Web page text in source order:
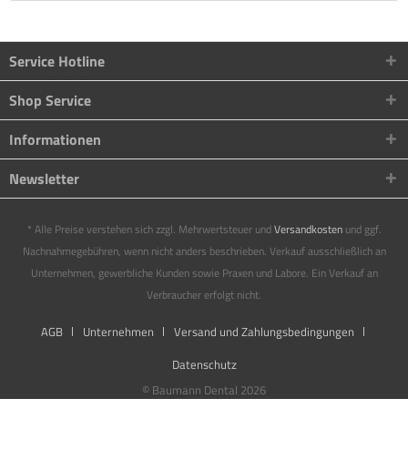
Service Hotline
Shop Service
Informationen
Newsletter
* Alle Preise verstehen sich zzgl. Mehrwertsteuer undVersandkostenund ggf.
Nachnahmegebühren, wenn nicht anders beschrieben. Verkauf ausschließlich an
Unternehmen, gewerbliche Kunden sowie Praxen und Labore. Ein Verkauf an
Verbraucher erfolgt nicht.
AGB Unternehmen
Versand und Zahlungsbedingungen
Datenschutz
© Baumann Dental 2026